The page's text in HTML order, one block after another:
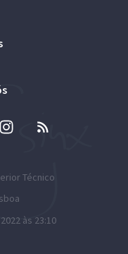
Técnico
às 23:10